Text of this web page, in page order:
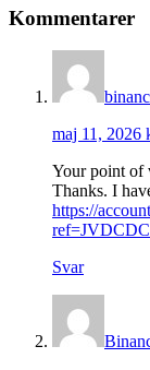
Kommentarer
maj 11, 2026
Your point of
Thanks. I
https://
Svar